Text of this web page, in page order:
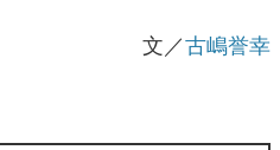
文／古嶋誉幸